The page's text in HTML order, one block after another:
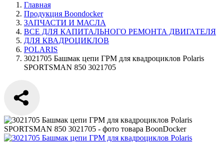
Главная
Продукция Boondocker
ЗАПЧАСТИ И МАСЛА
ВСЕ ДЛЯ КАПИТАЛЬНОГО РЕМОНТА ДВИГАТЕЛЯ
ДЛЯ КВАДРОЦИКЛОВ
POLARIS
3021705 Башмак цепи ГРМ для квадроциклов Polaris
SPORTSMAN 850 3021705